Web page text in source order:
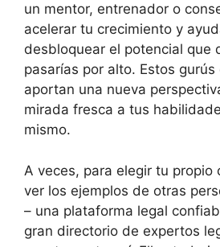
un mentor, entrenador o
acelerar tu crecimiento y
desbloquear el potencial que
pasarías por alto. Estos
aportan una nueva
mirada fresca a tus
mismo.
A veces, para elegir tu propio
ver los ejemplos de otras
– una plataforma legal
gran directorio de expertos